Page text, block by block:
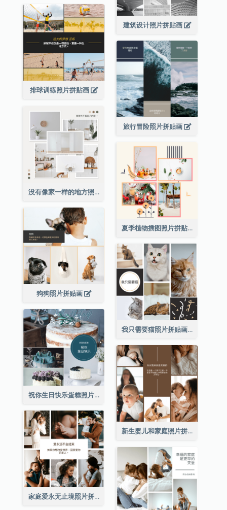
建筑设计照片拼贴画
排球训练照片拼贴画
旅行冒险照片拼贴画
没有像家一样的地方照片拼贴画
夏季植物插图照片拼贴画
狗狗照片拼贴画
我只需要猫照片拼贴画
祝你生日快乐蛋糕照片拼贴画
新生婴儿和家庭照片拼贴画
家庭爱永无止境照片拼贴画